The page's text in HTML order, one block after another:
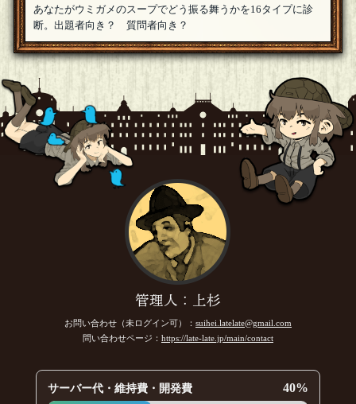
あなたがウミガメのスープでどう振る舞うかを16タイプに診
断。出題者向き？ 質問者向き？
管理人：上杉
お問い合わせ（未ログイン可）： suihei.latelate@gmail.com
問い合わせページ： https://late-late.jp/main/contact
サーバー代・維持費・開発費 40%